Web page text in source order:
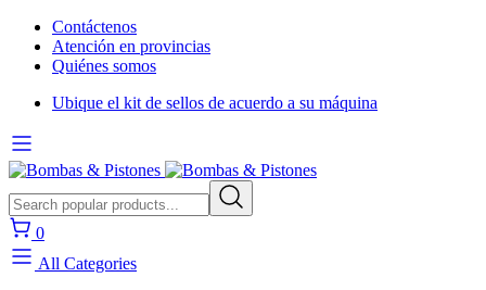
Contáctenos
Atención en provincias
Quiénes somos
Ubique el kit de sellos de acuerdo a su máquina
0
All Categories